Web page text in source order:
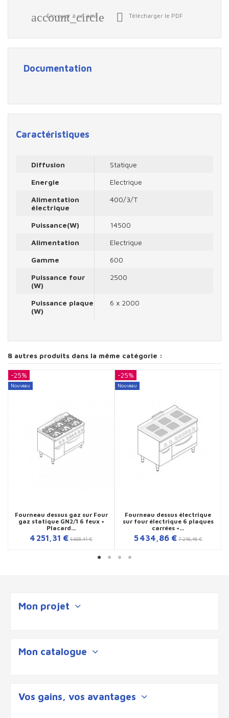
account_circle
Envoyer à un ami  Télécharger le PDF
Documentation
Caractéristiques
Diffusion
Statique
Energie
Electrique
Alimentation
électrique
400/3/T
Puissance(W)
14500
Alimentation
Electrique
Gamme
600
Puissance four
(W)
2500
Puissance plaque
(W)
6 x 2000
8 autres produits dans la même catégorie :
-25%
Nouveau
Fourneau dessus gaz sur Four
gaz statique GN2/1 6 feux +
Placard...
4 251,31 € 5 668,41 €
-25%
Nouveau
Fourneau dessus électrique
sur four électrique 6 plaques
carrées +...
5 434,86 € 7 246,48 €
Mon projet
Mon catalogue
Vos gains, vos avantages